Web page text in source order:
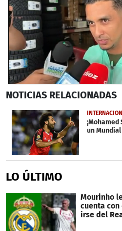
seconds
3
minutes,
43
seconds
NOTICIAS RELACIONADAS
un
LO ÚLTIMO
Mourinho
cuenta
irse del